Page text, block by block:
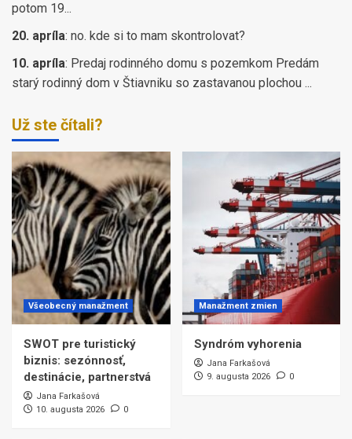
potom 19...
20. apríla: no. kde si to mam skontrolovat?
10. apríla: Predaj rodinného domu s pozemkom Predám
starý rodinný dom v Štiavniku so zastavanou plochou ...
Už ste čítali?
Všeobecný manažment
SWOT pre turistický
biznis: sezónnosť,
destinácie, partnerstvá
Jana Farkašová
10. augusta 2026
0
Manažment zmien
Syndróm vyhorenia
Jana Farkašová
9. augusta 2026
0